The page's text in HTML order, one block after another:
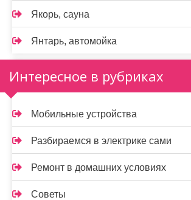
Якорь, сауна
Янтарь, автомойка
Интересное в рубриках
Мобильные устройства
Разбираемся в электрике сами
Ремонт в домашних условиях
Советы